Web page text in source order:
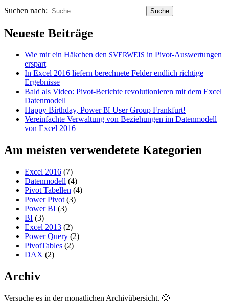
Suchen nach:
Neueste Beiträge
Wie mir ein Häkchen den SVERWEIS in Pivot-Auswertungen
erspart
In Excel 2016 liefern berechnete Felder endlich richtige
Ergebnisse
Bald als Video: Pivot-Berichte revolutionieren mit dem Excel
Datenmodell
Happy Birthday, PowerBI User Group Frankfurt!
Vereinfachte Verwaltung von Beziehungen im Datenmodell
von Excel 2016
Am meisten verwendetete Kategorien
Excel 2016 (7)
Datenmodell (4)
Pivot Tabellen (4)
Power Pivot (3)
Power BI (3)
BI (3)
Excel 2013 (2)
Power Query (2)
PivotTables (2)
DAX (2)
Archiv
Versuche es in der monatlichen Archivübersicht. 🙂